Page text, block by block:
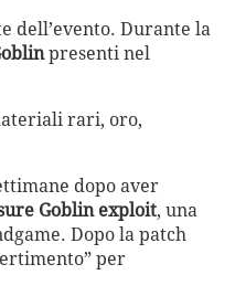
dell’evento. Durante la
presenti nel
rari, oro,
dopo aver
Goblin exploit, una
Dopo la patch
per